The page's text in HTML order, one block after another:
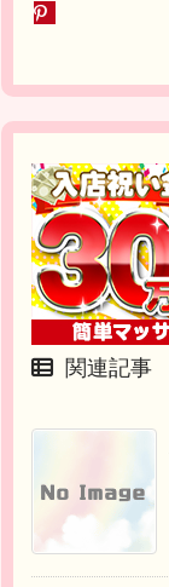
関連記事